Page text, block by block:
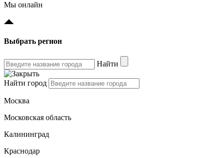
Мы онлайн
Выбрать регион
Найти
Найти город
Москва
Московская область
Калининград
Краснодар